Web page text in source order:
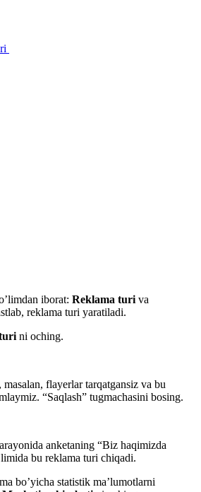
iborat: Reklama turi va
reklama turi yaratiladi.
ni oching.
flayerlar tarqatgansiz va bu
“Saqlash” tugmachasini bosing.
anketaning “Biz haqimizda
bu reklama turi chiqadi.
bo’yicha statistik ma’lumotlarni